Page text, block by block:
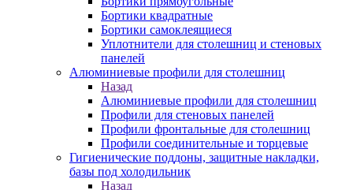
Бортики квадратные
Бортики самоклеящиеся
Уплотнители для столешниц и стеновых
панелей
Алюминиевые профили для столешниц
Назад
Алюминиевые профили для столешниц
Профили для стеновых панелей
Профили фронтальные для столешниц
Профили соединительные и торцевые
Гигиенические поддоны, защитные накладки,
базы под холодильник
Назад